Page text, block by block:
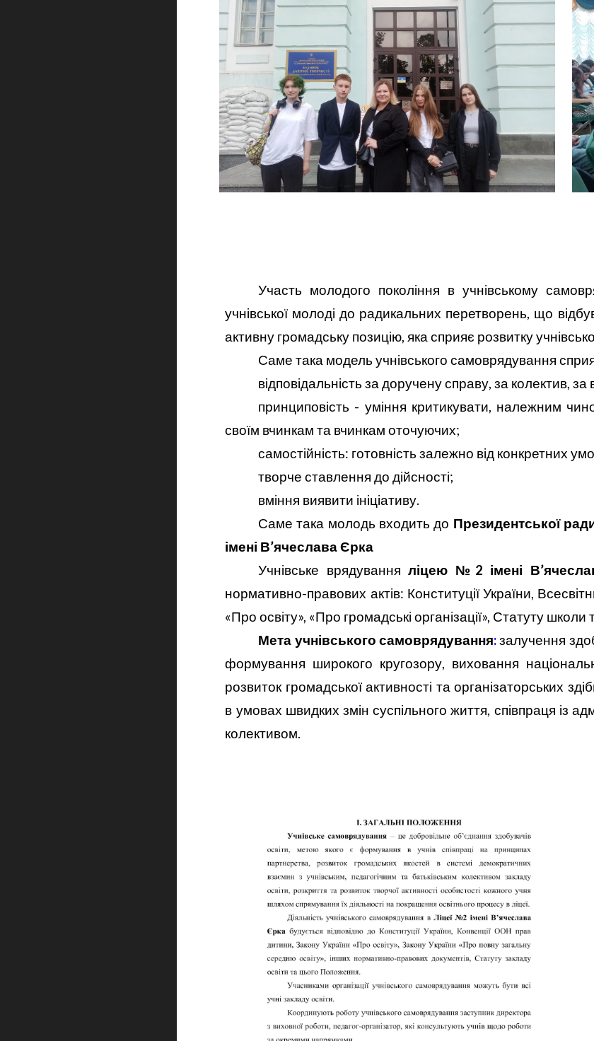
Участь молодого покоління в учнівському
учнівської молоді до радикальних перетворень, що
активну громадську позицію, яка сприяє розвитку
Саме така модель учнівського самоврядування
відповідальність за доручену справу, за колектив,
принциповість - уміння критикувати, належним
своїм вчинкам та вчинкам оточуючих;
самостійність: готовність залежно від конкретних
творче ставлення до дійсності;
вміння виявити ініціативу.
Саме така молодь входить до Президентської
імені В’ячеслава Єрка
Учнівське врядуванняліцею №2 імені
нормативно-правових актів: Конституції України,
«Про освіту», «Про громадські організації», Статуту школи
Мета учнівського самоврядування:залучення
формування широкого кругозору, виховання
розвиток громадської активності та організаторських
в умовах швидких змін суспільного життя, співпраця із
колективом.